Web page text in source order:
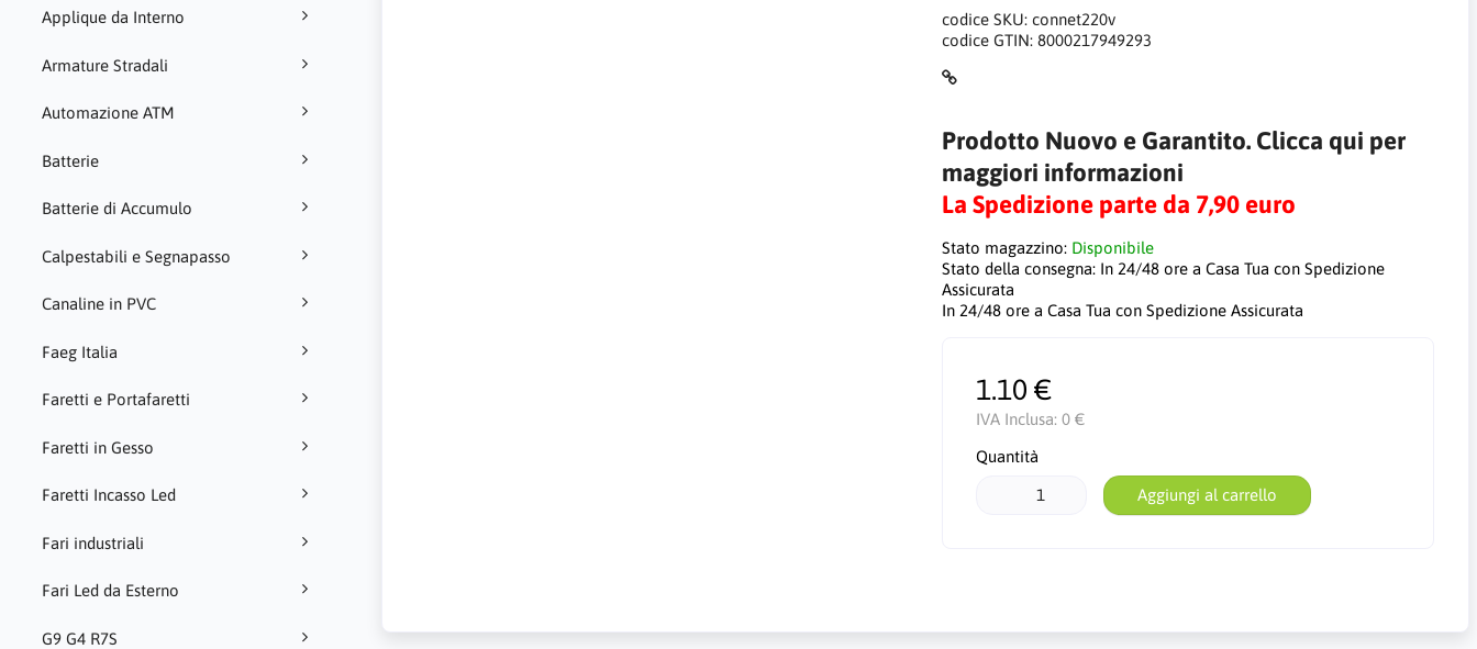
Applique da Interno
Armature Stradali
Automazione ATM
Batterie
Batterie di Accumulo
Calpestabili e Segnapasso
Canaline in PVC
Faeg Italia
Faretti e Portafaretti
Faretti in Gesso
Faretti Incasso Led
Fari industriali
Fari Led da Esterno
G9 G4 R7S
codice SKU: connet220v
codice GTIN: 8000217949293
Prodotto Nuovo e Garantito. Clicca qui per
maggiori informazioni
La Spedizione parte da 7,90 euro
Stato magazzino: Disponibile
Stato della consegna: In 24/48 ore a Casa Tua con Spedizione
Assicurata
In 24/48 ore a Casa Tua con Spedizione Assicurata
1.10 €
IVA Inclusa: 0 €
Quantità
Aggiungi al carrello